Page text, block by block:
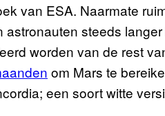
van ESA. Naarmate
steeds
worden van de rest
om Mars te
een soort witte